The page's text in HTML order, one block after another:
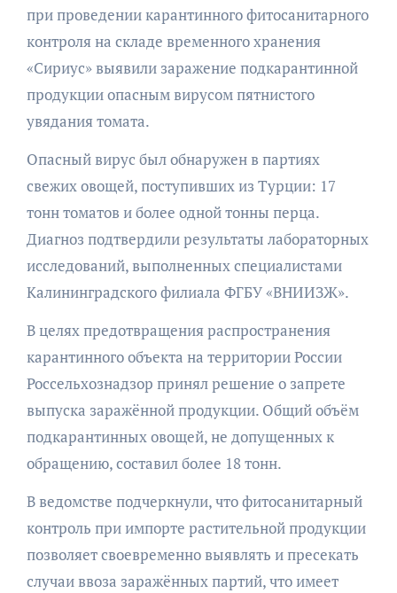
при проведении карантинного фитосанитарного
контроля на складе временного хранения
«Сириус» выявили заражение подкарантинной
продукции опасным вирусом пятнистого
увядания томата.
Опасный вирус был обнаружен в партиях
свежих овощей, поступивших из Турции: 17
тонн томатов и более одной тонны перца.
Диагноз подтвердили результаты лабораторных
исследований, выполненных специалистами
Калининградского филиала ФГБУ «ВНИИЗЖ».
В целях предотвращения распространения
карантинного объекта на территории России
Россельхознадзор принял решение о запрете
выпуска заражённой продукции. Общий объём
подкарантинных овощей, не допущенных к
обращению, составил более 18 тонн.
В ведомстве подчеркнули, что фитосанитарный
контроль при импорте растительной продукции
позволяет своевременно выявлять и пресекать
случаи ввоза заражённых партий, что имеет